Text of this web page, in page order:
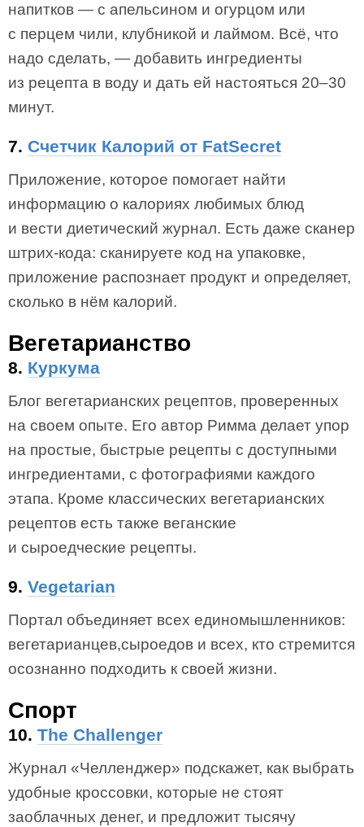
напитков — с апельсином и огурцом или
с перцем чили, клубникой и лаймом. Всё, что
надо сделать, — добавить ингредиенты
из рецепта в воду и дать ей настояться 20–30
минут.
7. Счетчик Калорий от FatSecret
Приложение, которое помогает найти
информацию о калориях любимых блюд
и вести диетический журнал. Есть даже сканер
штрих-кода: сканируете код на упаковке,
приложение распознает продукт и определяет,
сколько в нём калорий.
Вегетарианство
8. Куркума
Блог вегетарианских рецептов, проверенных
на своем опыте. Его автор Римма делает упор
на простые, быстрые рецепты с доступными
ингредиентами, с фотографиями каждого
этапа. Кроме классических вегетарианских
рецептов есть также веганские
и сыроедческие рецепты.
9. Vegetarian
Портал объединяет всех единомышленников:
вегетарианцев,сыроедов и всех, кто стремится
осознанно подходить к своей жизни.
Спорт
10. The Challenger
Журнал «Челленджер» подскажет, как выбрать
удобные кроссовки, которые не стоят
заоблачных денег, и предложит тысячу